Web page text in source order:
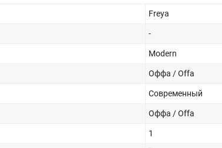
Freya
-
Modern
Оффа / Offa
Современный
Оффа / Offa
1